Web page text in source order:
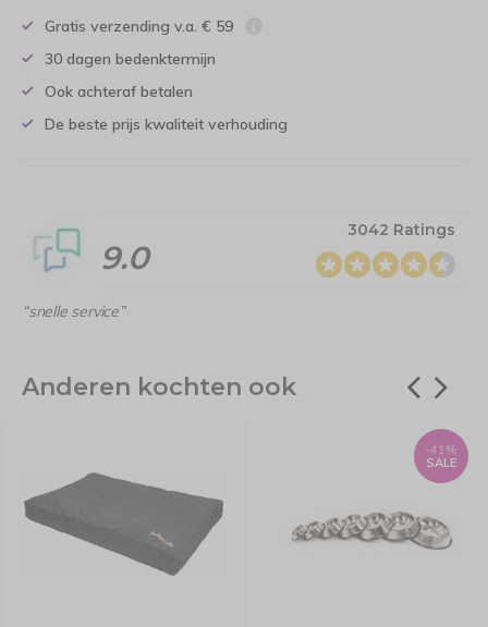
Gratis verzending v.a. € 59
30 dagen bedenktermijn
Ook achteraf betalen
De beste prijs kwaliteit verhouding
9.0
3042 Ratings
“snelle service”
Anderen kochten ook
-41%
SALE